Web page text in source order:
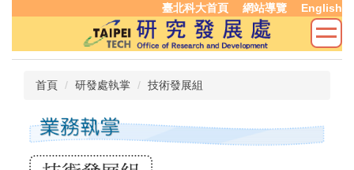
要
臺北科大首頁 網站導覽 English
首頁 研發處執掌 技術發展組